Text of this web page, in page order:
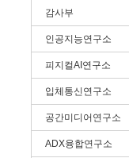
감사부
인공지능연구소
피지컬AI연구소
입체통신연구소
공간미디어연구소
ADX융합연구소